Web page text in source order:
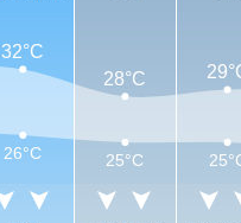
32°C
28°C
26°C 25°C